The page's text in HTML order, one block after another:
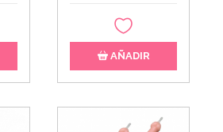
AÑADIR